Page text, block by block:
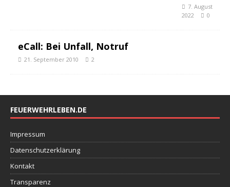
7. August
2022
0
eCall: Bei Unfall, Notruf
21. September 2010 2
FEUERWEHRLEBEN.DE
Impressum
Datenschutzerklärung
Kontakt
Transparenz